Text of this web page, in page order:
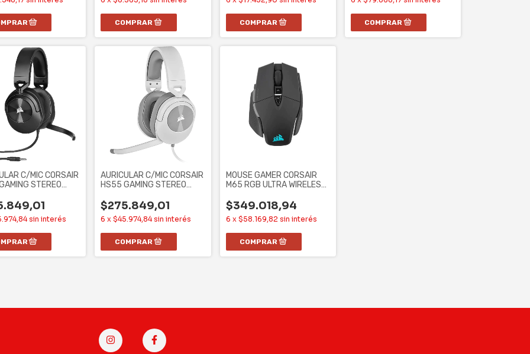
C/MIC CORSAIR
STEREO
sin interés
AURICULAR C/MIC CORSAIR
HS55 GAMING STEREO
$275.849,01
6 x$45.974,84 sin interés
MOUSE GAMER CORSAIR
M65 RGB ULTRA WIRELESS
$349.018,94
6 x $58.169,82 sin interés